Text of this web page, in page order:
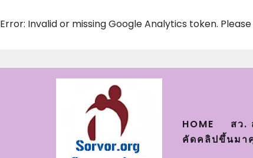
Error: Invalid or missing Google Analytics token.
HOME สว.
คัดคลิปขึ้นมา